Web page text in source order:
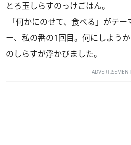
とろ玉しらすのっけごはん。
「何かにのせて、食べる」がテ
ー、私の番の1回目。何にしよう
のしらすが浮かびました。